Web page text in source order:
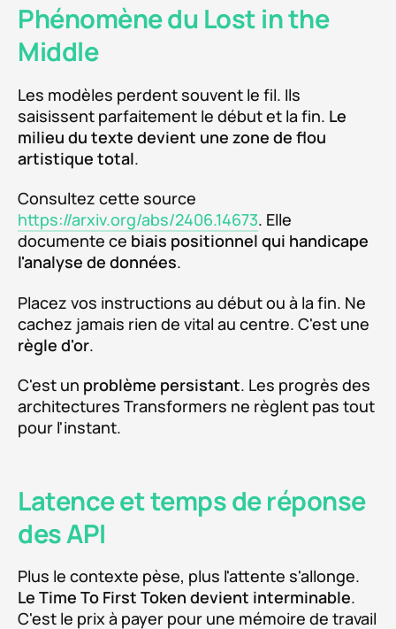
Phénomène du Lost in the
Middle
Les modèles perdent souvent le fil. Ils
saisissent parfaitement le début et la fin. Le
milieu du texte devient une zone de flou
artistique total.
Consultez cette source
https://arxiv.org/abs/2406.14673. Elle
documente ce biais positionnel qui handicape
l'analyse de données.
Placez vos instructions au début ou à la fin. Ne
cachez jamais rien de vital au centre. C'est une
règle d'or.
C'est un problème persistant. Les progrès des
architectures Transformers ne règlent pas tout
pour l'instant.
Latence et temps de réponse
des API
Plus le contexte pèse, plus l'attente s'allonge.
Le Time To First Token devient interminable.
C'est le prix à payer pour une mémoire de travail